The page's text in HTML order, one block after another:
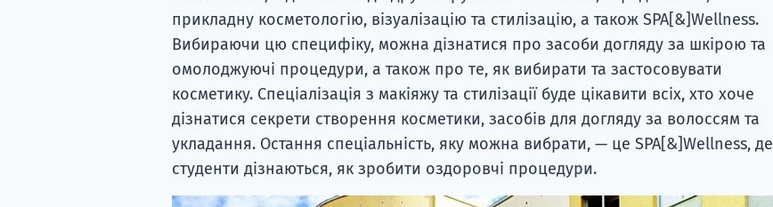
прикладну косметологію, візуалізацію та стилізацію, а також SPA[&]Wellness.
Вибираючи цю специфіку, можна дізнатися про засоби догляду за шкірою та
омолоджуючі процедури, а також про те, як вибирати та застосовувати
косметику. Спеціалізація з макіяжу та стилізації буде цікавити всіх, хто хоче
дізнатися секрети створення косметики, засобів для догляду за волоссям та
укладання. Остання спеціальність, яку можна вибрати, — це SPA[&]Wellness, де
студенти дізнаються, як зробити оздоровчі процедури.